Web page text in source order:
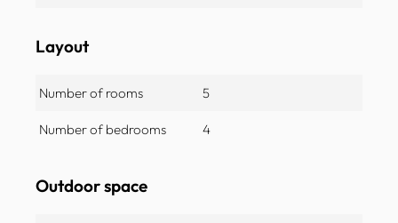
Layout
Number of rooms 5
Number of bedrooms 4
Outdoor space